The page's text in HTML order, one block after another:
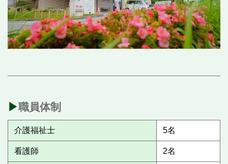
▶︎職員体制
介護福祉士 5名
看護師 2名